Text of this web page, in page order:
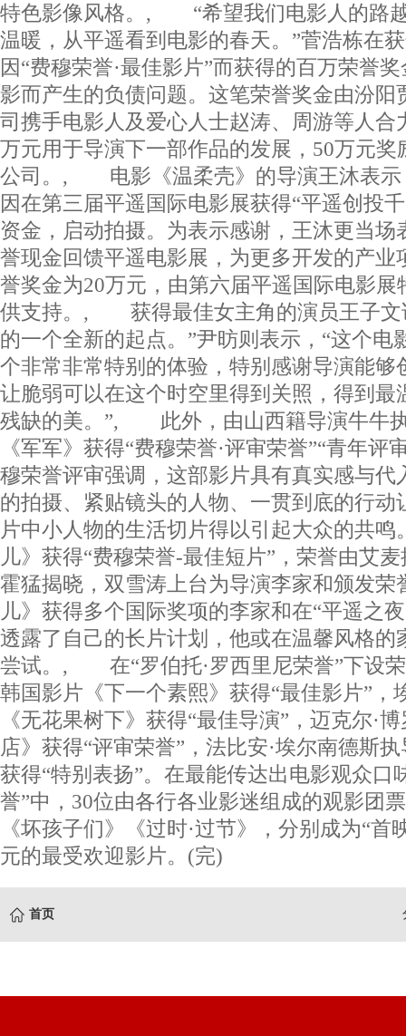
特色影像风格。, “希望我们电影人的路
温暖，从平遥看到电影的春天。”菅浩栋在
因“费穆荣誉·最佳影片”而获得的百万荣誉
影而产生的负债问题。这笔荣誉奖金由汾阳
司携手电影人及爱心人士赵涛、周游等人合
万元用于导演下一部作品的发展，50万元奖
公司。, 电影《温柔壳》的导演王沐表示
因在第三届平遥国际电影展获得“平遥创投
资金，启动拍摄。为表示感谢，王沐更当场
誉现金回馈平遥电影展，为更多开发的产业
誉奖金为20万元，由第六届平遥国际电影
供支持。, 获得最佳女主角的演员王子文
的一个全新的起点。”尹昉则表示，“这个电
个非常非常特别的体验，特别感谢导演能够
让脆弱可以在这个时空里得到关照，得到最
残缺的美。”, 此外，由山西籍导演牛牛
《军军》获得“费穆荣誉·评审荣誉”“青年评
穆荣誉评审强调，这部影片具有真实感与代
的拍摄、紧贴镜头的人物、一贯到底的行动
片中小人物的生活切片得以引起大众的
儿》获得“费穆荣誉-最佳短片”，荣誉由艾
霍猛揭晓，双雪涛上台为导演李家和颁发荣
儿》获得多个国际奖项的李家和在“平遥之
透露了自己的长片计划，他或在温馨风格的
尝试。, 在“罗伯托·罗西里尼荣誉”下设
韩国影片《下一个素熙》获得“最佳影片”，
《无花果树下》获得“最佳导演”，迈克尔·
店》获得“评审荣誉”，法比安·埃尔南德斯
获得“特别表扬”。在最能传达出电影观众口
誉”中，30位由各行各业影迷组成的观影团
《坏孩子们》《过时·过节》，分别成为“首
元的最受欢迎影片。(完)
首页